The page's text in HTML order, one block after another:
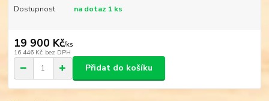
Dostupnost na dotaz 1 ks
19 900 Kč/ks
16 446 Kč bez DPH
Přidat do košíku